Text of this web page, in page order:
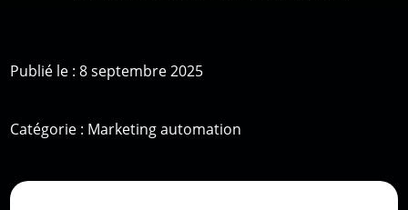
Publié le : 8 septembre 2025
Catégorie : Marketing automation